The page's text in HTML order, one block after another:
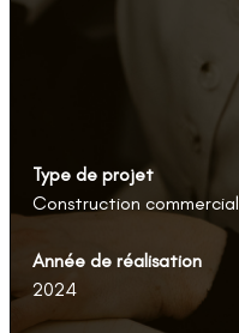
Type de projet
Construction commercial
Année de réalisation
2024